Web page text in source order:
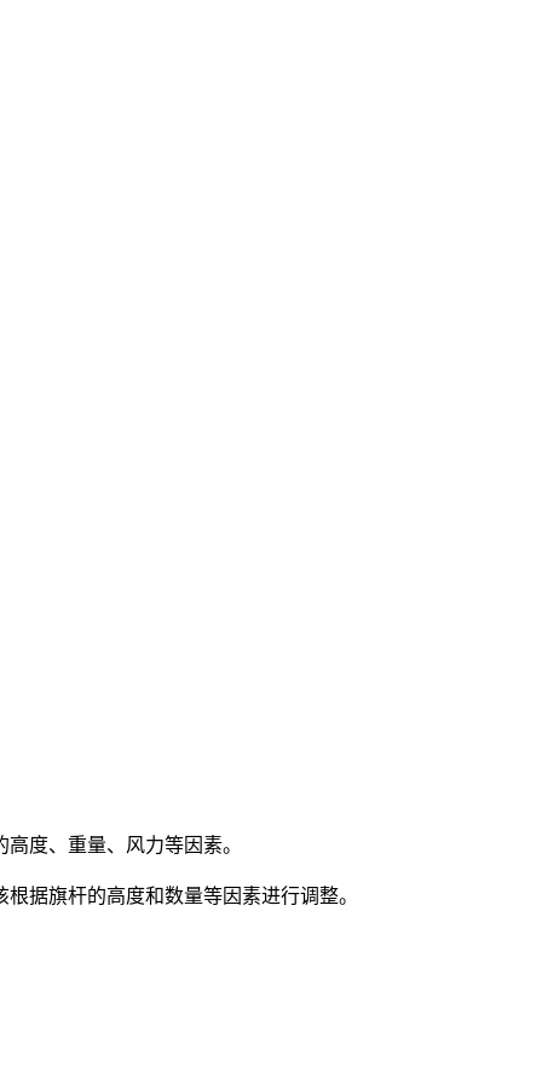
度、重量、风力等因素。
据旗杆的高度和数量等因素进行调整。